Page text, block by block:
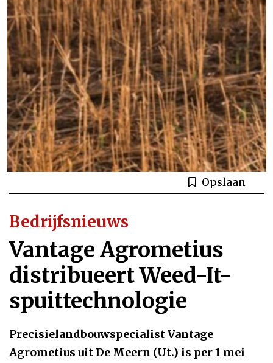
Opslaan
Bedrijfsnieuws
Vantage Agrometius
distribueert Weed-It-
spuittechnologie
Precisielandbouwspecialist Vantage
Agrometius uit De Meern (Ut.) is per 1 mei